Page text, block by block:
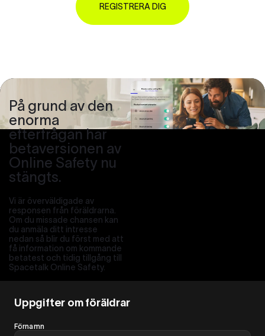
REGISTRERA DIG
På grund av den
enorma
efterfrågan har
betaversionen av
Online Safety nu
stängts.
Vi är överväldigade av
responsen från föräldrarna.
Om du missade chansen kan
du anmäla ditt intresse
nedan så blir du först med att
få information om kommande
betatest och tidig tillgång till
Spacetalk Online Safety.
Uppgifter om föräldrar
Förnamn